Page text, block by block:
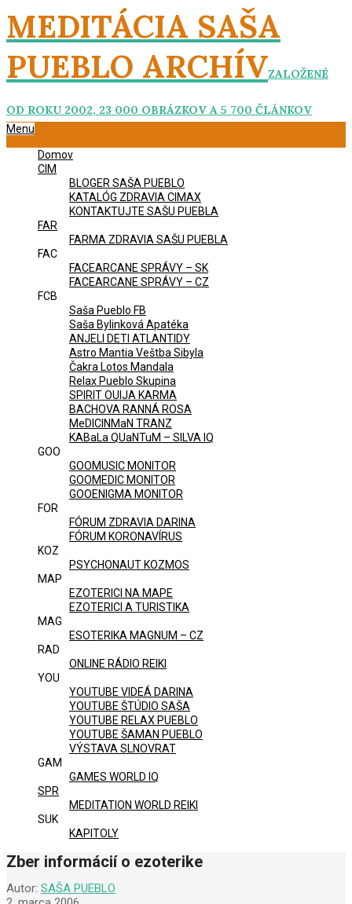
Skip
to
content
MEDITÁCIA SAŠA
PUEBLO ARCHÍVZALOŽENÉ
OD ROKU 2002, 23 000 OBRÁZKOV A 5 700 ČLÁNKOV
Primary
Menu
Domov
CIM
BLOGER SAŠA PUEBLO
KATALÓG ZDRAVIA CIMAX
KONTAKTUJTE SAŠU PUEBLA
FAR
FARMA ZDRAVIA SAŠU PUEBLA
FAC
FACEARCANE SPRÁVY – SK
FACEARCANE SPRÁVY – CZ
FCB
Saša Pueblo FB
Saša Bylinková Apatéka
ANJELI DETI ATLANTIDY
Astro Mantia Veštba Sibyla
Čakra Lotos Mandala
Relax Pueblo Skupina
SPIRIT OUIJA KARMA
BACHOVA RANNÁ ROSA
MeDICINMaN TRANZ
KABaLa QUaNTuM – SILVA IQ
GOO
GOOMUSIC MONITOR
GOOMEDIC MONITOR
GOOENIGMA MONITOR
FOR
FÓRUM ZDRAVIA DARINA
FÓRUM KORONAVÍRUS
KOZ
PSYCHONAUT KOZMOS
MAP
EZOTERICI NA MAPE
EZOTERICI A TURISTIKA
MAG
ESOTERIKA MAGNUM – CZ
RAD
ONLINE RÁDIO REIKI
YOU
YOUTUBE VIDEÁ DARINA
YOUTUBE ŠTÚDIO SAŠA
YOUTUBE RELAX PUEBLO
YOUTUBE ŠAMAN PUEBLO
VÝSTAVA SLNOVRAT
GAM
GAMES WORLD IQ
SPR
MEDITATION WORLD REIKI
SUK
KAPITOLY
Zber informácií o ezoterike
Autor: SAŠA PUEBLO